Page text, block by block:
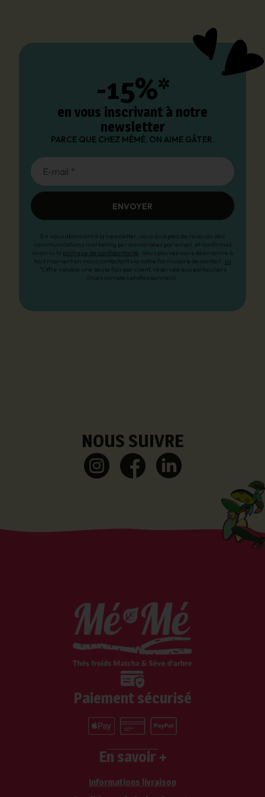
-15%*
en vous inscrivant à notre
newsletter
PARCE QUE CHEZ MÉMÉ, ON AIME GÂTER.
E-mail *
ENVOYER
En vous abonnant à la newsletter, vous acceptez de recevoir des
communications marketing personnalisées par email, et confirmez
avoir lu la politique de confidentialité . Vous pouvez vous désinscrire à
tout moment en nous contactant via notre formulaire de contact : ici
*Offre valable une seule fois par client, réservée aux particuliers
(hors comptes professionnels).
NOUS SUIVRE
Paiement sécurisé
En savoir +
Informations livraison